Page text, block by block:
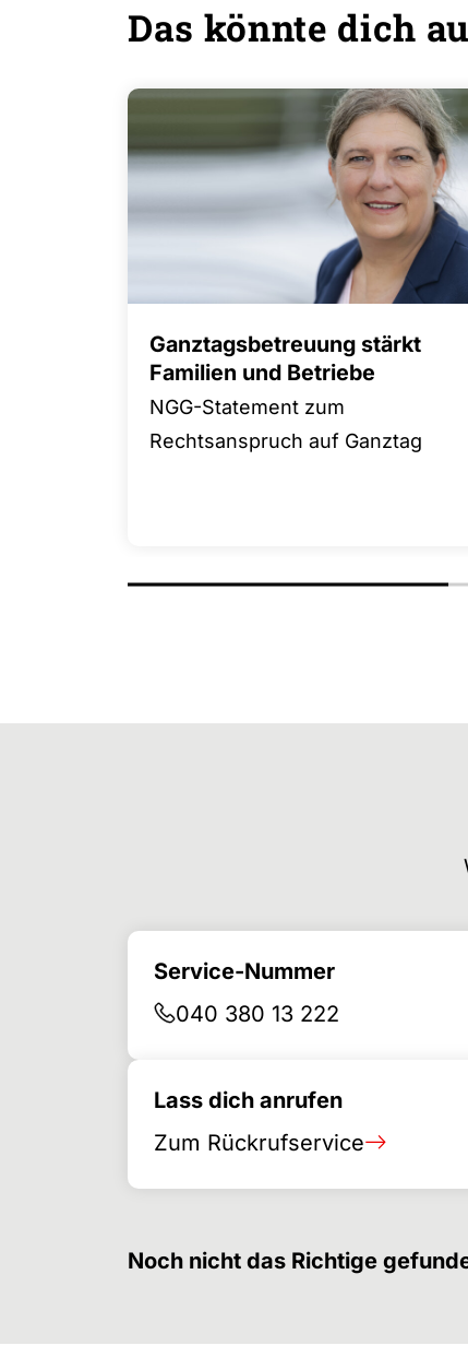
Das könnte dich
Ganztagsbetreuung stärkt
Familien und Betriebe
NGG-Statement zum
Rechtsanspruch auf Ganztag
Service-Nummer
040 380 13 222
Lass dich anrufen
Zum Rückrufservice
Noch nicht das Richtige